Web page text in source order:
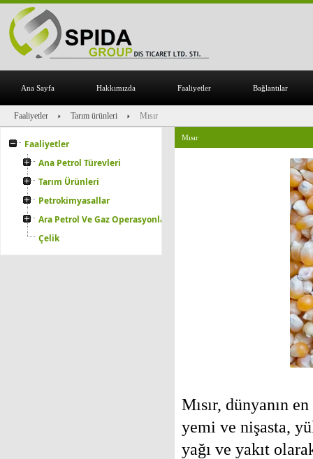
Ana Sayfa Hakkımızda Faaliyetler Bağlantılar
Faaliyetler Tarım ürünleri Mısır
Faaliyetler
Ana Petrol Türevleri
Tarım Ürünleri
Petrokimyasallar
Ara Petrol Ve Gaz Operasyonları
Çelik
Mısır
Mısır, dünyanın
yemi ve nişasta,
yağı ve yakıt